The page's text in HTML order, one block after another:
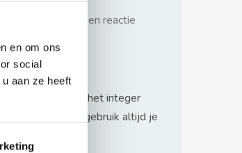
en om ons
social
aan ze heeft
reageren. Snel een reactie
veel waarde aan het integer
verhuurders maar gebruik altijd je